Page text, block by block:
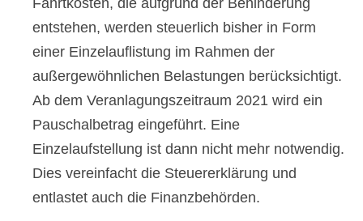
Fahrtkosten, die aufgrund der Behinderung
entstehen, werden steuerlich bisher in Form
einer Einzelauflistung im Rahmen der
außergewöhnlichen Belastungen berücksichtigt.
Ab dem Veranlagungszeitraum 2021 wird ein
Pauschalbetrag eingeführt. Eine
Einzelaufstellung ist dann nicht mehr notwendig.
Dies vereinfacht die Steuererklärung und
entlastet auch die Finanzbehörden.